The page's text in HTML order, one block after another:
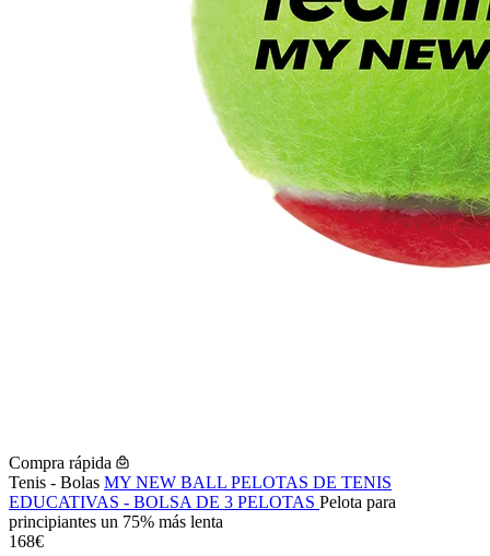
Compra rápida
Tenis - Bolas MY NEW BALL PELOTAS DE TENIS
EDUCATIVAS - BOLSA DE 3 PELOTAS Pelota para
principiantes un 75% más lenta
168€